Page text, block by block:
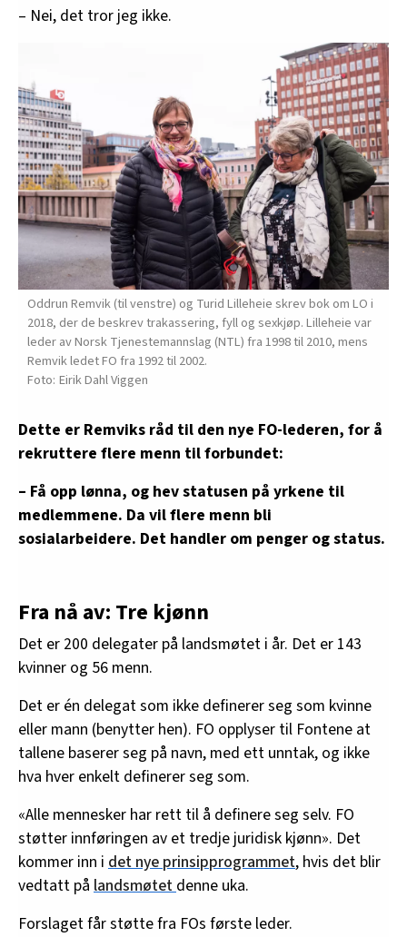
– Nei, det tror jeg ikke.
Oddrun Remvik (til venstre) og Turid Lilleheie skrev bok om LO i
2018, der de beskrev trakassering, fyll og sexkjøp. Lilleheie var
leder av Norsk Tjenestemannslag (NTL) fra 1998 til 2010, mens
Remvik ledet FO fra 1992 til 2002.
Eirik Dahl Viggen
Dette er Remviks råd til den nye FO-lederen, for å
rekruttere flere menn til forbundet:
– Få opp lønna, og hev statusen på yrkene til
medlemmene. Da vil flere menn bli
sosialarbeidere. Det handler om penger og status.
Fra nå av: Tre kjønn
Det er 200 delegater på landsmøtet i år. Det er 143
kvinner og 56 menn.
Det er én delegat som ikke definerer seg som kvinne
eller mann (benytter hen). FO opplyser til Fontene at
tallene baserer seg på navn, med ett unntak, og ikke
hva hver enkelt definerer seg som.
«Alle mennesker har rett til å definere seg selv. FO
støtter innføringen av et tredje juridisk kjønn». Det
kommer inn i det nye prinsipprogrammet, hvis det blir
vedtatt på landsmøtetdenne uka.
Forslaget får støtte fra FOs første leder.